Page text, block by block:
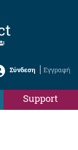
Σύνδεση Εγγραφή
Support